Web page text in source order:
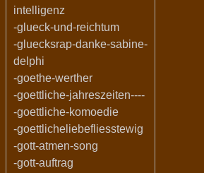
intelligenz
-glueck-und-reichtum
-gluecksrap-danke-sabine-
delphi
-goethe-werther
-goettliche-jahreszeiten----
-goettliche-komoedie
-goettlicheliebefliesstewig
-gott-atmen-song
-gott-auftrag